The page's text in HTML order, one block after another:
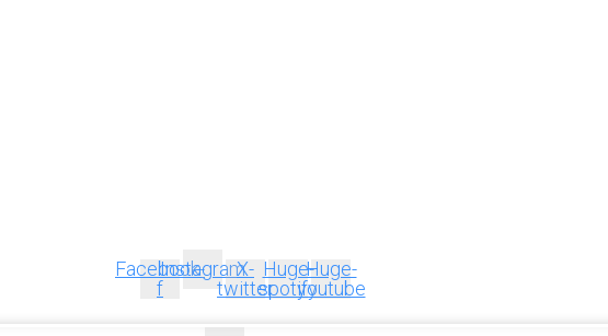
Facebook-
f
InstagramX-
twitter
Huge-
spotify
Huge-
youtube